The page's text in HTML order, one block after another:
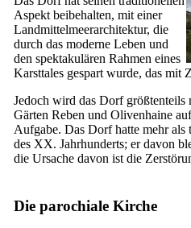
Aspekt beibehalten, mit einer
Landmittelmeerarchitektur, die
durch das moderne Leben und
den spektakulären Rahmen eines
Karsttales gespart wurde, das mit
Jedoch wird das Dorf größtenteils
Gärten Reben und Olivenhaine
Aufgabe. Das Dorf hatte mehr
des XX. Jahrhunderts; er davon
die Ursache davon ist die
Die parochiale Kirche